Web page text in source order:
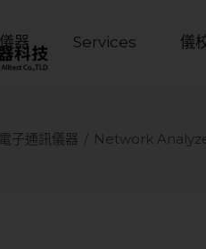
器 Services 儀
電子通訊儀器 Network